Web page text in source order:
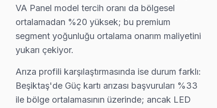
Sanyo Tamir Maliyeti: Gerçek Rakamlar
Abbasağa'da Sanyo TV Servisi
Akatlar'da Sanyo TV Servisi
Akatlar’da Sanyo televizyonunuz’lerin karşılaştığı
VA Panel model tercih oranı da bölgesel
ortalamadan %20 yüksek; bu premium
segment yoğunluğu ortalama onarım maliyetini
yukarı çekiyor.
Arıza profili karşılaştırmasında ise durum farklı:
Beşiktaş'de Güç kartı arızası başvuruları %33
ile bölge ortalamasının üzerinde; ancak LED